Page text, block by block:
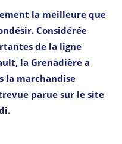
la meilleure que
Considérée
de la ligne
la Grenadière a
la marchandise
parue sur le site